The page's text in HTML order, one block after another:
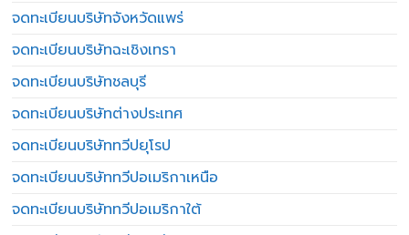
จดทะเบียนบริษัทจังหวัดแพร่
จดทะเบียนบริษัทฉะเชิงเทรา
จดทะเบียนบริษัทชลบุรี
จดทะเบียนบริษัทต่างประเทศ
จดทะเบียนบริษัททวีปยุโรป
จดทะเบียนบริษัททวีปอเมริกาเหนือ
จดทะเบียนบริษัททวีปอเมริกาใต้